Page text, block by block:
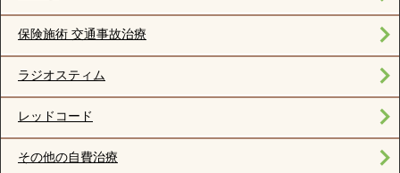
保険施術 交通事故治療
ラジオスティム
レッドコード
その他の自費治療